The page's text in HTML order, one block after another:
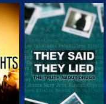
צפה